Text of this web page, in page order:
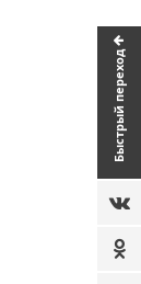
Быстрый переход